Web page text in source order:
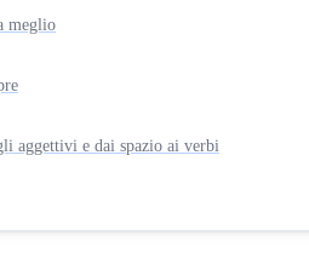
meglio
aggettivi e dai spazio ai verbi